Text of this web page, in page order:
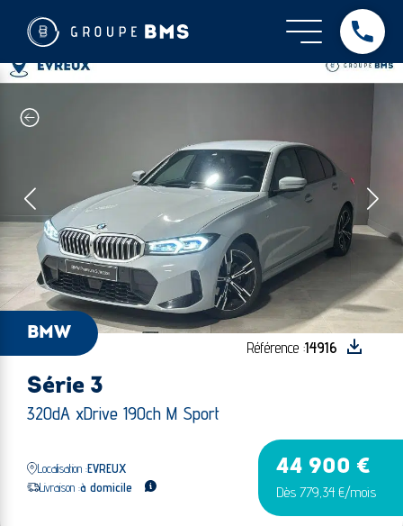
Référence :14916
BMW
Série 3
320dA xDrive 190ch M Sport
Localisation :EVREUX
Livraison :à domicile
44 900 €
Dès 779,34 €/mois
BMW - Série 3